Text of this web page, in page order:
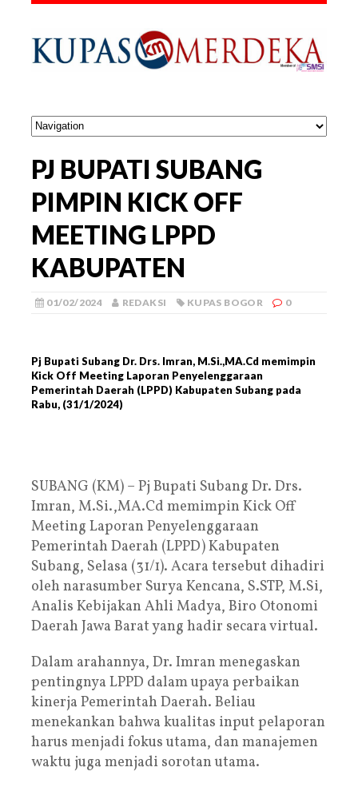
PJ BUPATI SUBANG
PIMPIN KICK OFF
MEETING LPPD
KABUPATEN
01/02/2024 REDAKSI KUPAS BOGOR 0
Pj Bupati Subang Dr. Drs. Imran, M.Si.,MA.Cd memimpin
Kick Off Meeting Laporan Penyelenggaraan
Pemerintah Daerah (LPPD) Kabupaten Subang pada
Rabu, (31/1/2024)
SUBANG (KM) – Pj Bupati Subang Dr. Drs.
Imran, M.Si.,MA.Cd memimpin Kick Off
Meeting Laporan Penyelenggaraan
Pemerintah Daerah (LPPD) Kabupaten
Subang, Selasa (31/1). Acara tersebut dihadiri
oleh narasumber Surya Kencana, S.STP, M.Si,
Analis Kebijakan Ahli Madya, Biro Otonomi
Daerah Jawa Barat yang hadir secara virtual.
Dalam arahannya, Dr. Imran menegaskan
pentingnya LPPD dalam upaya perbaikan
kinerja Pemerintah Daerah. Beliau
menekankan bahwa kualitas input pelaporan
harus menjadi fokus utama, dan manajemen
waktu juga menjadi sorotan utama.